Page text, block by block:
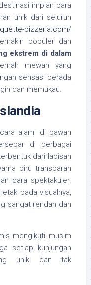
impian para
unik dari seluruh
pizzeria.com/
populer dan
ekstrem di dalam
mewah yang
sensasi berada
dan memukau.
alami di bawah
di berbagai
dari lapisan
biru transparan
cara spektakuler.
pada visualnya,
sangat rendah dan
mengikuti musim
setiap kunjungan
unik dan tak